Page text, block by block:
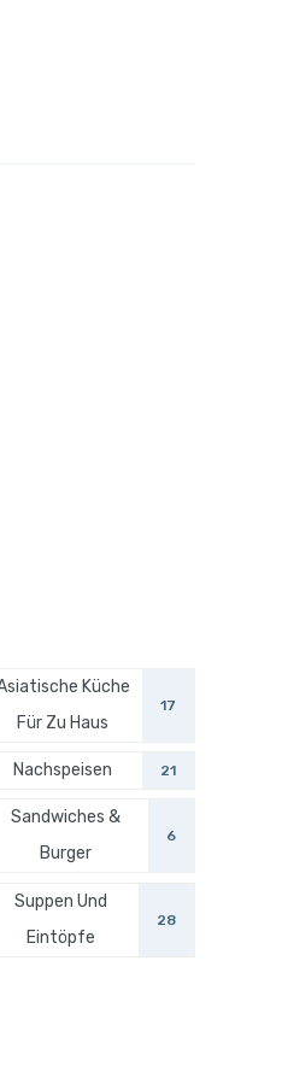
Küche
Für Zu Haus
17
Nachspeisen 21
Sandwiches &
Burger
6
Suppen Und
Eintöpfe
28